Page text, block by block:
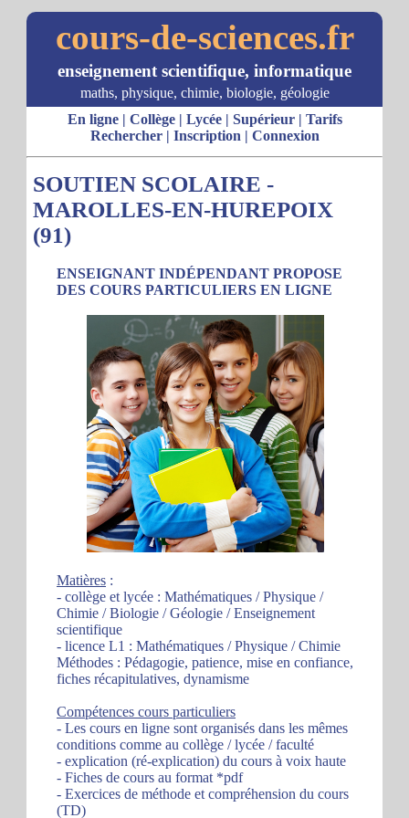
cours-de-sciences.fr
enseignement scientifique, informatique
maths, physique, chimie, biologie, géologie
En ligne| Collège| Lycée| Supérieur| Tarifs
Rechercher| Inscription | Connexion
SOUTIEN SCOLAIRE -
MAROLLES-EN-HUREPOIX
(91)
ENSEIGNANT INDÉPENDANT PROPOSE
DES COURS PARTICULIERS EN LIGNE
Matières :
- collège et lycée : Mathématiques / Physique /
Chimie / Biologie / Géologie / Enseignement
scientifique
- licence L1 : Mathématiques / Physique / Chimie
Méthodes : Pédagogie, patience, mise en confiance,
fiches récapitulatives, dynamisme
Compétences cours particuliers
- Les cours en ligne sont organisés dans les mêmes
conditions comme au collège / lycée / faculté
- explication (ré-explication) du cours à voix haute
- Fiches de cours au format *pdf
- Exercices de méthode et compréhension du cours
(TD)